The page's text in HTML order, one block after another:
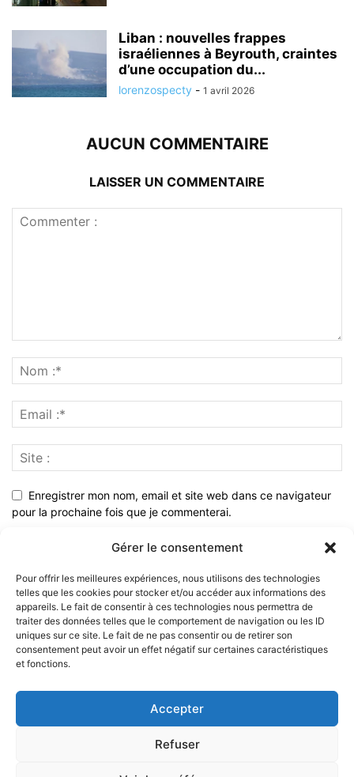
Gérer le consentement
Pour offrir les meilleures expériences, nous utilisons des technologies
telles que les cookies pour stocker et/ou accéder aux informations des
appareils. Le fait de consentir à ces technologies nous permettra de
traiter des données telles que le comportement de navigation ou les ID
uniques sur ce site. Le fait de ne pas consentir ou de retirer son
consentement peut avoir un effet négatif sur certaines caractéristiques
et fonctions.
Accepter
Refuser
Liban : nouvelles frappes
israéliennes à Beyrouth, craintes
d’une occupation du...
lorenzospecty - 1 avril 2026
AUCUN COMMENTAIRE
LAISSER UN COMMENTAIRE
Enregistrer mon nom, email et site web dans ce navigateur
pour la prochaine fois que je commenterai.
À PROPOS
SUIVEZ NOUS